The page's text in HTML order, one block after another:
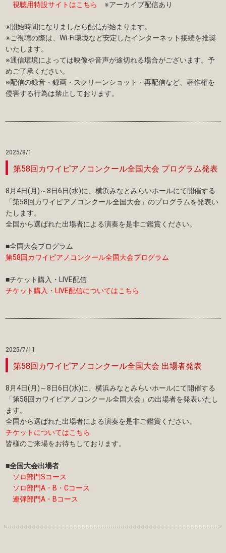
視聴用特設サイトはこちら ※アーカイブ配信あり
※開始時間になりましたら配信が始まります。
※ご視聴の際は、Wi-Fi環境など安定したインターネット接続を推奨
いたします。
※通信環境によっては映像や音声が途切れる場合がございます。予
めご了承ください。
※配信の録音・録画・スクリーンショット・再配信など、著作権を
侵害する行為は禁止しております。
2025/8/1
第58回カワイピアノコンクール全国大会 プログラム発表
8月4日(月)～8日6日(水)に、横浜みなとみらいホールにて開催する
「第58回カワイピアノコンクール全国大会」のプログラムを発表い
たします。
全国から選ばれた出場者による演奏を是非ご鑑賞ください。
■全国大会プログラム
第58回カワイピアノコンクール全国大会プログラム
■チケット購入・LIVE配信
チケット購入・LIVE配信についてはこちら
2025/7/11
第58回カワイピアノコンクール全国大会 出場者発表
8月4日(月)～8日6日(水)に、横浜みなとみらいホールにて開催する
「第58回カワイピアノコンクール全国大会」の出場者を発表いたし
ます。
全国から選ばれた出場者による演奏を是非ご鑑賞ください。
チケットについてはこちら
皆様のご来場をお待ちしております。
■全国大会出場者
ソロ部門Sコース
ソロ部門A・B・Cコース
連弾部門A・Bコース